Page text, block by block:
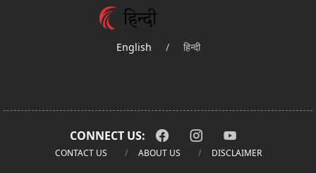
English / हिन्दी
CONNECT US:
CONTACT US ABOUT US DISCLAIMER